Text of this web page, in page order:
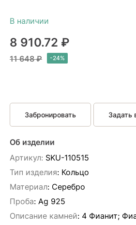
8 910.72 ₽
11 648 ₽
Забронировать Задать
Об изделии
Артикул: SKU-110515
Тип изделия: Кольцо
Материал: Серебро
Проба: Ag 925
Описание камней: 4 Фианит;